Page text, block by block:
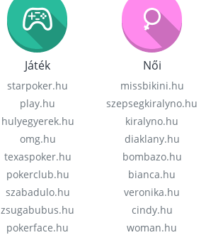
Játék
starpoker.hu
play.hu
hulyegyerek.hu
omg.hu
texaspoker.hu
pokerclub.hu
szabadulo.hu
zsugabubus.hu
pokerface.hu
Női
missbikini.hu
szepsegkiralyno.hu
kiralyno.hu
diaklany.hu
bombazo.hu
bianca.hu
veronika.hu
cindy.hu
woman.hu